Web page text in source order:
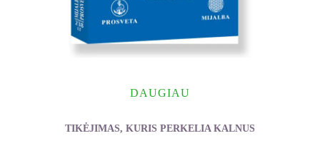
DAUGIAU
TIKĖJIMAS, KURIS PERKELIA KALNUS